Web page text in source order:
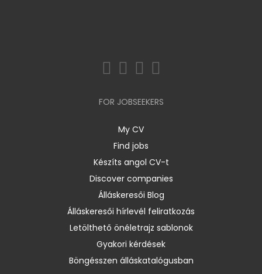
FOR JOBSEEKERS
My CV
Find jobs
Készíts angol CV-t
Discover companies
Álláskeresői Blog
Álláskeresői hírlevél feliratkozás
Letölthető önéletrajz sablonok
Gyakori kérdések
Böngésszen álláskatalógusban